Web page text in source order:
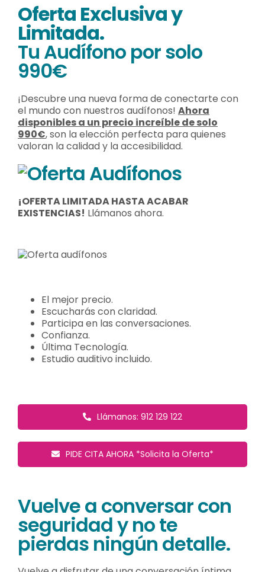
Oferta Exclusiva y
Limitada.
Tu Audífono por solo
990€
¡Descubre una nueva forma de conectarte con
el mundo con nuestros audífonos! Ahora
disponibles a un precio increíble de solo
990€, son la elección perfecta para quienes
valoran la calidad y la accesibilidad.
¡OFERTA LIMITADA HASTA ACABAR
EXISTENCIAS! Llámanos ahora.
El mejor precio.
Escucharás con claridad.
Participa en las conversaciones.
Confianza.
Última Tecnología.
Estudio auditivo incluido.
Llámanos: 912 129 122
PIDE CITA AHORA *Solicita la Oferta*
Vuelve a conversar con
seguridad y no te
pierdas ningún detalle.